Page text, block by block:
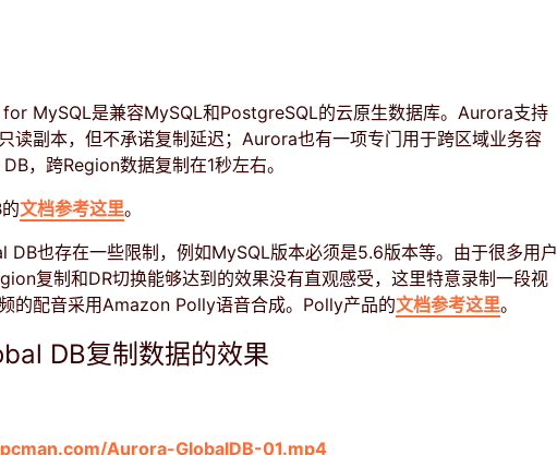
MySQL是兼容MySQL和PostgreSQL的云原生数据库。Aurora支持
读副本，但不承诺复制延迟；Aurora也有一项专门用于跨区域业务容
，跨Region数据复制在1秒左右。
文档参考这里。
DB也存在一些限制，例如MySQL版本必须是5.6版本等。由于很多用户
复制和DR切换能够达到的效果没有直观感受，这里特意录制一段视
的配音采用Amazon Polly语音合成。Polly产品的文档参考这里。
DB复制数据的效果
Aurora-GlobalDB-01.mp4